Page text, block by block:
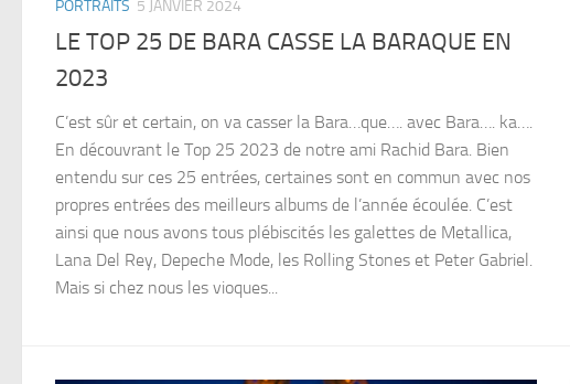
PORTRAITS 5 JANVIER 2024
LE TOP 25 DE BARA CASSE LA BARAQUE EN
2023
C’est sûr et certain, on va casser la Bara…que…. avec Bara…. ka….
En découvrant le Top 25 2023 de notre ami Rachid Bara. Bien
entendu sur ces 25 entrées, certaines sont en commun avec nos
propres entrées des meilleurs albums de l’année écoulée. C’est
ainsi que nous avons tous plébiscités les galettes de Metallica,
Lana Del Rey, Depeche Mode, les Rolling Stones et Peter Gabriel.
Mais si chez nous les vioques...